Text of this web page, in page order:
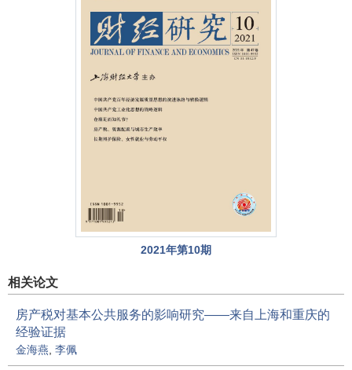
2021年第10期
相关论文
房产税对基本公共服务的影响研究——来自上海和重庆的
经验证据
金海燕, 李佩